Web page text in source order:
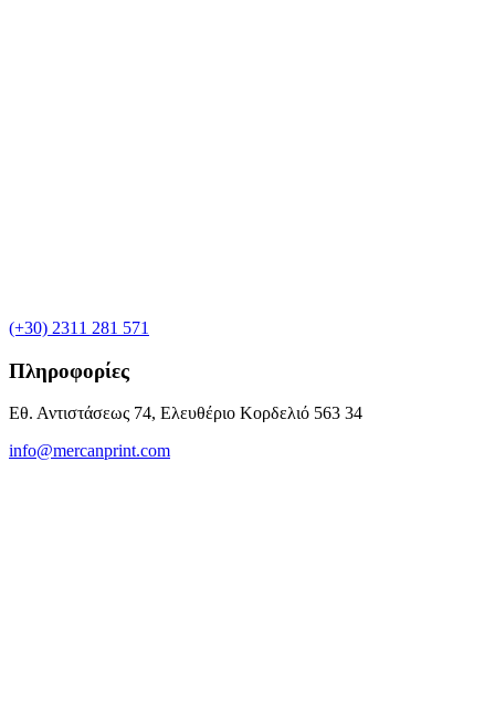
(+30) 2311 281 571
Πληροφορίες
Εθ. Αντιστάσεως 74, Ελευθέριο Κορδελιό 563 34
info@mercanprint.com